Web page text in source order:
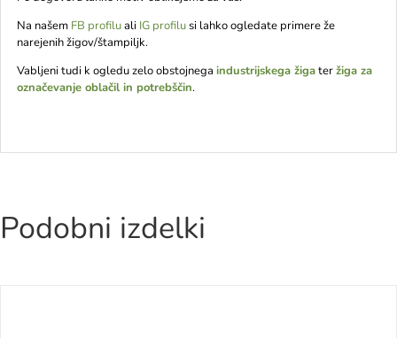
Na našem FB profiluali IG profilusi lahko ogledate primere že
narejenih žigov/štampiljk.
Vabljeni tudi k ogledu zelo obstojnega industrijskega žigateržiga za
označevanje oblačil in potrebščin.
Podobni izdelki